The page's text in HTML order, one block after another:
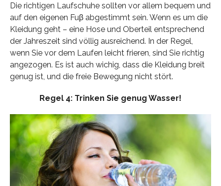
Die richtigen Laufschuhe sollten vor allem bequem und
auf den eigenen Fuβ abgestimmt sein. Wenn es um die
Kleidung geht – eine Hose und Oberteil entsprechend
der Jahreszeit sind völlig ausreichend. In der Regel,
wenn Sie vor dem Laufen leicht frieren, sind Sie richtig
angezogen. Es ist auch wichig, dass die Kleidung breit
genug ist, und die freie Bewegung nicht stört.
Regel 4: Trinken Sie genug Wasser!